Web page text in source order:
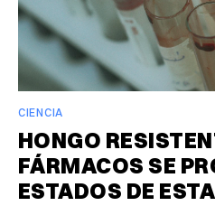
CIENCIA
HONGO
FÁRMACOS SE
ESTADOS DE